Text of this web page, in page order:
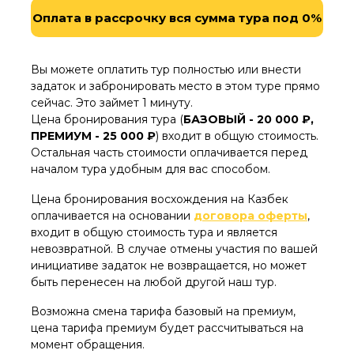
мероприятия - 1000 руб.
Камера хранениядля ваших вещей на
Оплата в рассрочку вся сумма тура под 0%
Возможна смена тарифа базовый на премиум,
цена тарифа премиум будет рассчитываться на
момент обращения.
Цена бронирования восхождения на Казбек
оплачивается на основании договора оферты,
входит в общую стоимость тура и является
невозвратной. В случае отмены участия по вашей
инициативе задаток не возвращается, но может
быть перенесен на любой другой наш тур.
Вы можете оплатить тур полностью или внести
задаток и забронировать место в этом туре прямо
сейчас. Это займет 1 минуту.
Цена бронирования тура (БАЗОВЫЙ - 20 000 ₽,
ПРЕМИУМ - 25 000 ₽) входит в общую стоимость.
Остальная часть стоимости оплачивается перед
началом тура удобным для вас способом.